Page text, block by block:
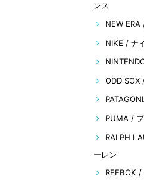
ンス
NEW ERA
NIKE / ナ
ODD SOX
PUMA /
RALPH
ーレン
REEBOK /